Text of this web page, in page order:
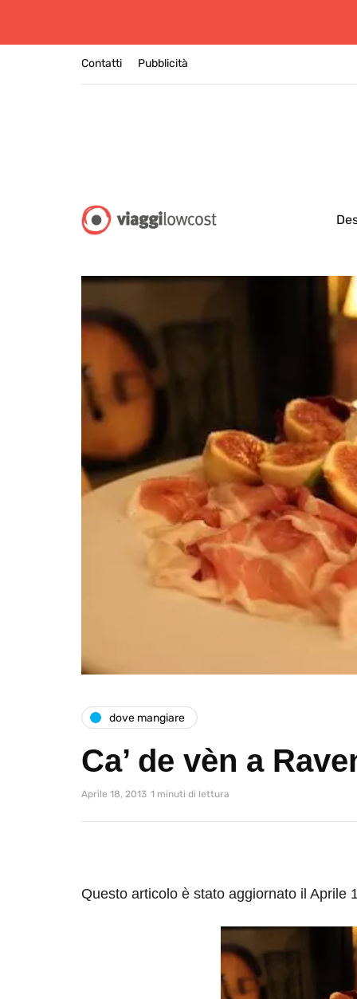
Contatti Pubblicità
dove mangiare
Ca’ de vèn a
Aprile 18, 2013 1 minuti di lettura
Questo articolo è stato aggiornato il Aprile